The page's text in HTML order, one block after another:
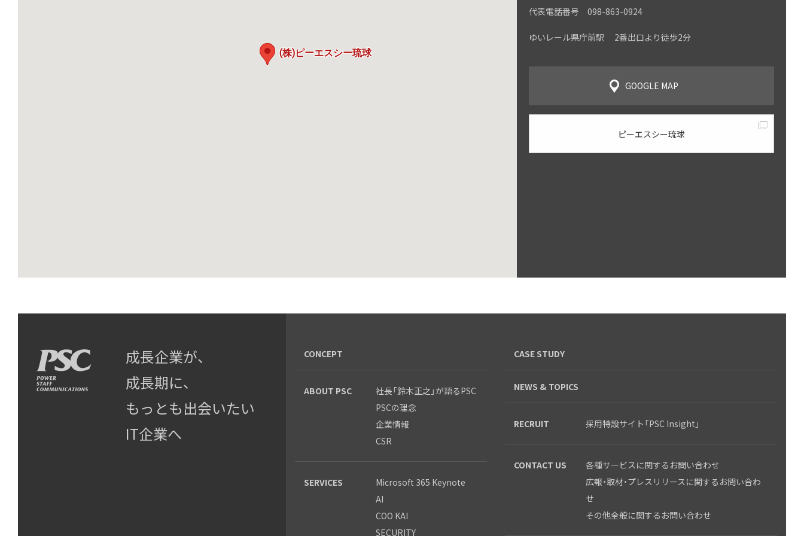
(株)ピーエスシー琉球
代表電話番号 098-863-0924
ゆいレール県庁前駅 2番出口より徒歩2分
GOOGLE MAP
ピーエスシー琉球
成長企業が、
成長期に、
もっとも出会いたい
IT企業へ
CONCEPT
ABOUT PSC
社長「鈴木正之」が語るPSC
PSCの理念
企業情報
CSR
SERVICES
Microsoft 365 Keynote
AI
COO KAI
SECURITY
CASE STUDY
NEWS & TOPICS
RECRUIT 採用特設サイト「PSC Insight」
CONTACT US
各種サービスに関するお問い合わせ
広報・取材・プレスリリースに関するお問い合わ
せ
その他全般に関するお問い合わせ